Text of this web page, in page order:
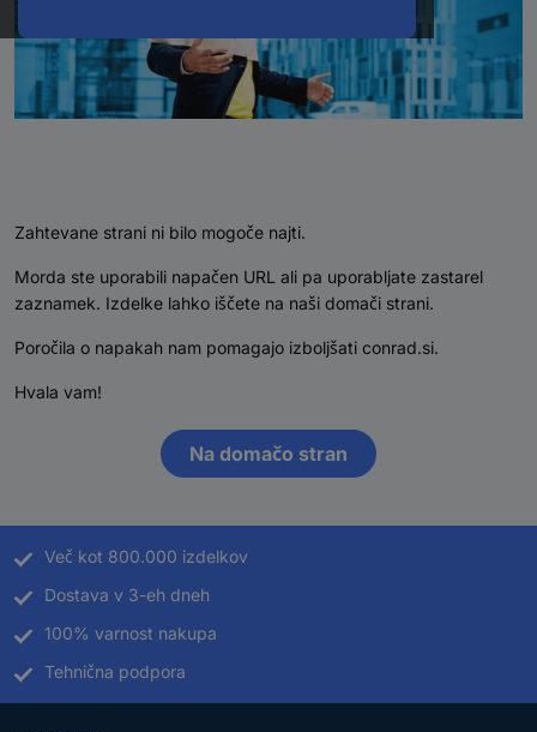
Zahtevane strani ni bilo mogoče najti.
Morda ste uporabili napačen URL ali pa uporabljate zastarel
zaznamek. Izdelke lahko iščete na naši domači strani.
Poročila o napakah nam pomagajo izboljšati conrad.si.
Hvala vam!
Na domačo stran
Več kot 800.000 izdelkov
Dostava v 3-eh dneh
100% varnost nakupa
Tehnična podpora